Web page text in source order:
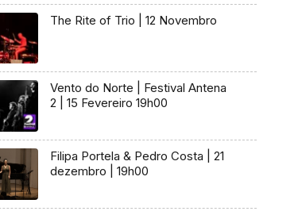
The Rite of Trio | 12 Novembro
Vento do Norte | Festival Antena
2 | 15 Fevereiro 19h00
Filipa Portela & Pedro Costa | 21
dezembro | 19h00